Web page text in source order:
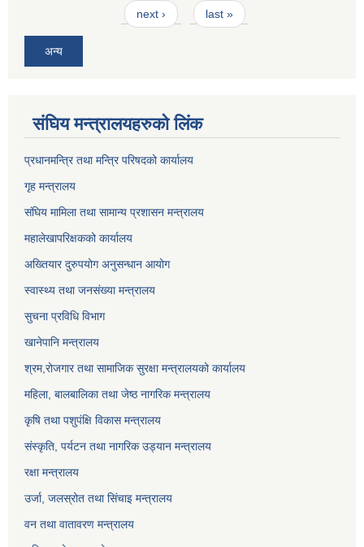
next › last »
अन्य
संघिय मन्त्र‍ालयहरुको लिंक
प्रधानमन्त्रि तथा मन्त्रि परिषदको कार्यालय
गृह मन्त्रालय
संघिय मामिला तथा सामान्य प्रशासन मन्त्रालय
महालेखापरिक्षकको कार्यालय
अख्तियार दुरुपयोग अनुसन्धान आयोग
स्वास्थ्य तथा जनसंख्या मन्त्रालय
सुचना प्रविधि विभाग
खानेपानि मन्त्रालय
श्रम,रोजगार तथा सामाजिक सुरक्षा मन्त्रालयको कार्यालय
महिला, बालबालिका तथा जेष्ठ नागरिक मन्त्रालय
कृषि तथा पशुपंक्षि विकास मन्त्रालय
संस्कृति, पर्यटन तथा नागरिक उड्‍यान मन्त्रालय
रक्षा मन्त्रालय
उर्जा, जलस्रोत तथा सिंचाइ मन्त्रालय
वन तथा वातावरण मन्त्रालय